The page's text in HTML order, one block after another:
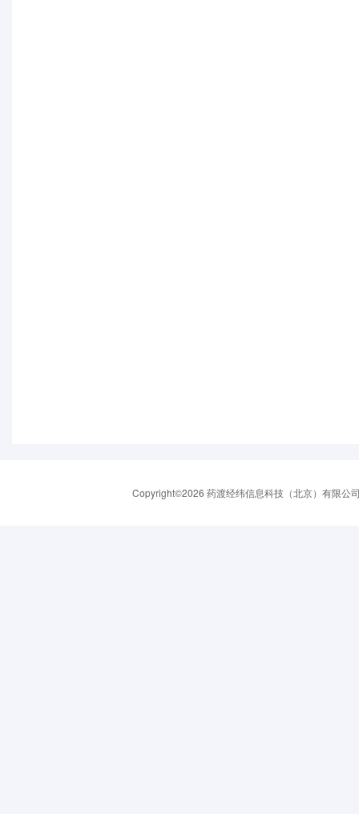
Copyright©2026 药渡经纬信息科技（北京）有限公